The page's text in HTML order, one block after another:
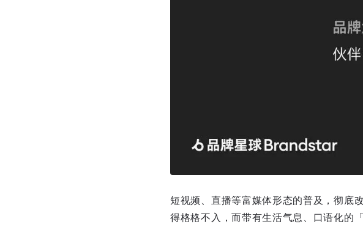
短视频、直播等富媒体形态的普及，彻底
得格格不入，而带有生活气息、口语化的